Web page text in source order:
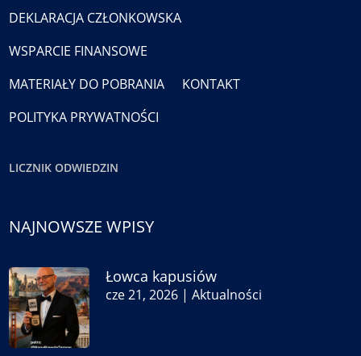
DEKLARACJA CZŁONKOWSKA
WSPARCIE FINANSOWE
MATERIAŁY DO POBRANIA
KONTAKT
POLITYKA PRYWATNOŚCI
LICZNIK ODWIEDZIN
NAJNOWSZE WPISY
Łowca kapusiów
cze 21, 2026 |Aktualności